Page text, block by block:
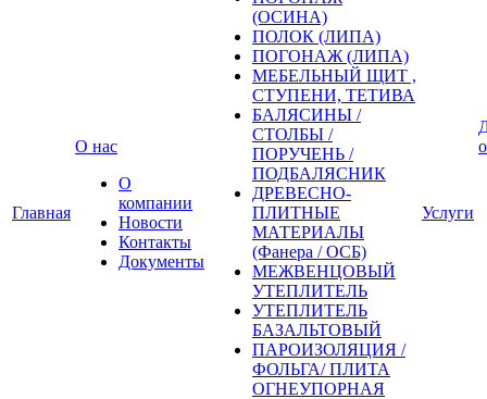
Главная
О нас
О
компании
Новости
Контакты
Документы
(ОСИНА)
ПОЛОК (ЛИПА)
ПОГОНАЖ (ЛИПА)
МЕБЕЛЬНЫЙ ЩИТ ,
СТУПЕНИ, ТЕТИВА
БАЛЯСИНЫ /
СТОЛБЫ /
ПОРУЧЕНЬ /
ПОДБАЛЯСНИК
ДРЕВЕСНО-
ПЛИТНЫЕ
МАТЕРИАЛЫ
(Фанера / ОСБ)
МЕЖВЕНЦОВЫЙ
УТЕПЛИТЕЛЬ
УТЕПЛИТЕЛЬ
БАЗАЛЬТОВЫЙ
ПАРОИЗОЛЯЦИЯ /
ФОЛЬГА/ ПЛИТА
ОГНЕУПОРНАЯ
Услуги